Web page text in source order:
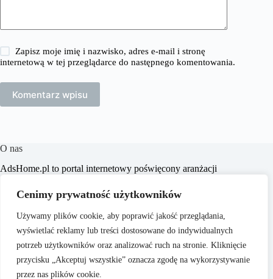
Cenimy prywatność użytkowników
Używamy plików cookie, aby poprawić jakość przeglądania,
wyświetlać reklamy lub treści dostosowane do indywidualnych
potrzeb użytkowników oraz analizować ruch na stronie. Kliknięcie
przycisku „Akceptuj wszystkie” oznacza zgodę na wykorzystywanie
przez nas plików cookie.
Zapisz moje imię i nazwisko, adres e-mail i stronę
internetową w tej przeglądarce do następnego komentowania.
Komentarz wpisu
O nas
​AdsHome.pl to portal internetowy poświęcony aranżacji
celem jest dostarczanie praktycznych wskazówek i inspiracji,
które pomogą czytelnikom w tworzeniu komfortowych i
stylowych przestrzeni życiowych.